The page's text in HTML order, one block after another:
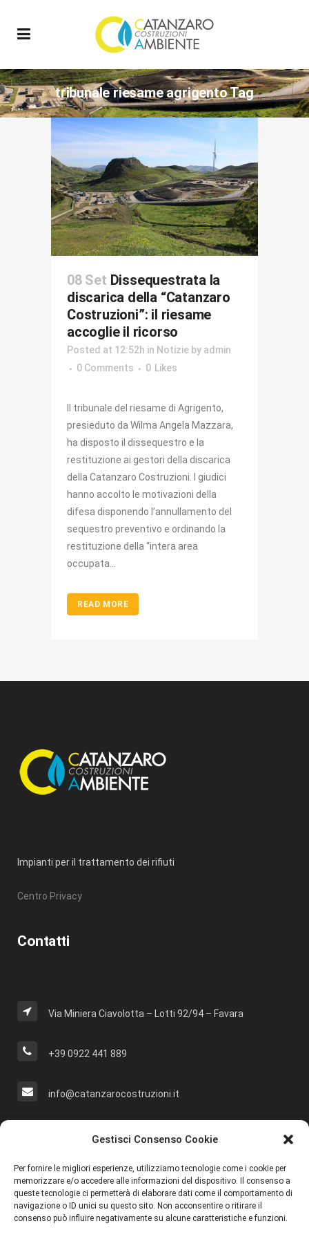
Gestisci Consenso Cookie
Per fornire le migliori esperienze, utilizziamo tecnologie come i cookie per
memorizzare e/o accedere alle informazioni del dispositivo. Il consenso a
queste tecnologie ci permetterà di elaborare dati come il comportamento di
navigazione o ID unici su questo sito. Non acconsentire o ritirare il
consenso può influire negativamente su alcune caratteristiche e funzioni.
tribunale riesame agrigento Tag
08 Set Dissequestrata la
discarica della “Catanzaro
Costruzioni”: il riesame
accoglie il ricorso
Posted at 12:52h in Notizie by admin
0 Comments
0 Likes
Il tribunale del riesame di Agrigento,
presieduto da Wilma Angela Mazzara,
ha disposto il dissequestro e la
restituzione ai gestori della discarica
della Catanzaro Costruzioni. I giudici
hanno accolto le motivazioni della
difesa disponendo l’annullamento del
sequestro preventivo e ordinando la
restituzione della “intera area
occupata...
READ MORE
Impianti per il trattamento dei rifiuti
Centro Privacy
Contatti
Via Miniera Ciavolotta – Lotti 92/94 – Favara
+39 0922 441 889
info@catanzarocostruzioni.it
Cerca Nel Sito
Social